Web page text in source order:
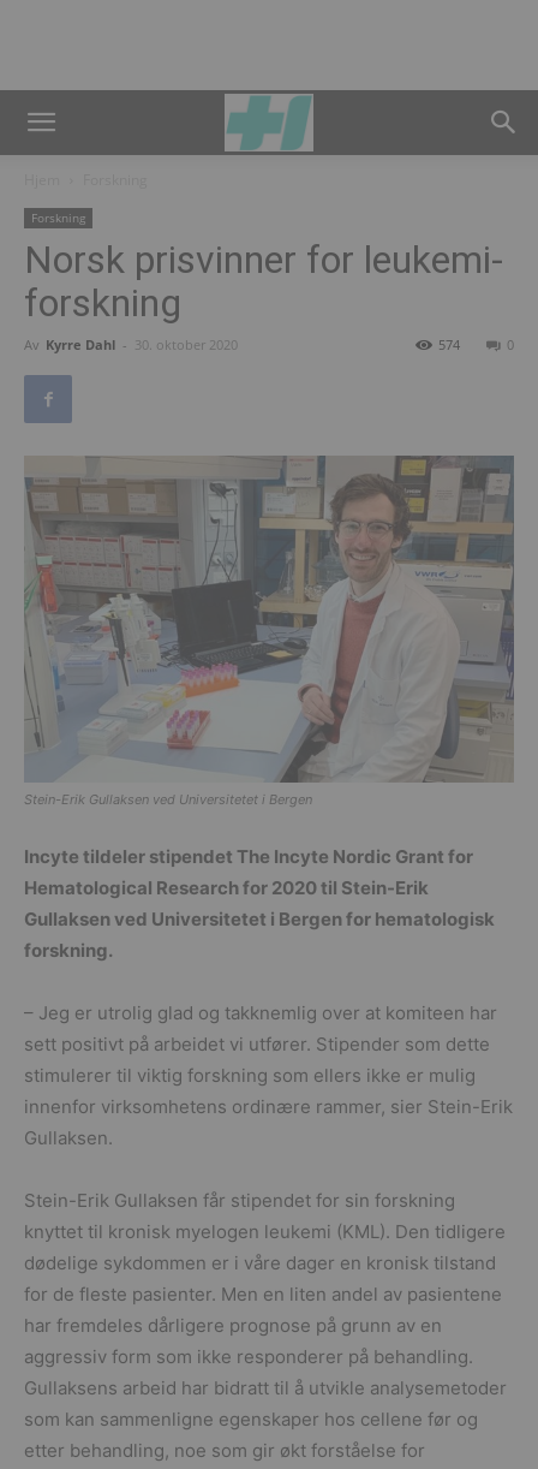
Forskning
Norsk prisvinner for leukemi-
forskning
Av Kyrre Dahl - 30. oktober 2020 0
574
Stein-Erik Gullaksen ved Universitetet i Bergen
Incyte tildeler stipendet The Incyte Nordic Grant for
Hematological Research for 2020 til Stein-Erik
Gullaksen ved Universitetet i Bergen for hematologisk
forskning.
– Jeg er utrolig glad og takknemlig over at komiteen har
sett positivt på arbeidet vi utfører. Stipender som dette
stimulerer til viktig forskning som ellers ikke er mulig
innenfor virksomhetens ordinære rammer, sier Stein-Erik
Gullaksen.
Stein-Erik Gullaksen får stipendet for sin forskning
knyttet til kronisk myelogen leukemi (KML). Den tidligere
dødelige sykdommen er i våre dager en kronisk tilstand
for de fleste pasienter. Men en liten andel av pasientene
har fremdeles dårligere prognose på grunn av en
aggressiv form som ikke responderer på behandling.
Gullaksens arbeid har bidratt til å utvikle analysemetoder
som kan sammenligne egenskaper hos cellene før og
etter behandling, noe som gir økt forståelse for